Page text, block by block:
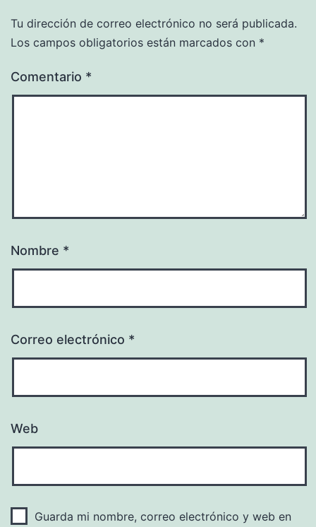
Tu dirección de correo electrónico no será publicada.
Los campos obligatorios están marcados con *
Comentario *
Nombre *
Correo electrónico *
Web
Guarda mi nombre, correo electrónico y web en